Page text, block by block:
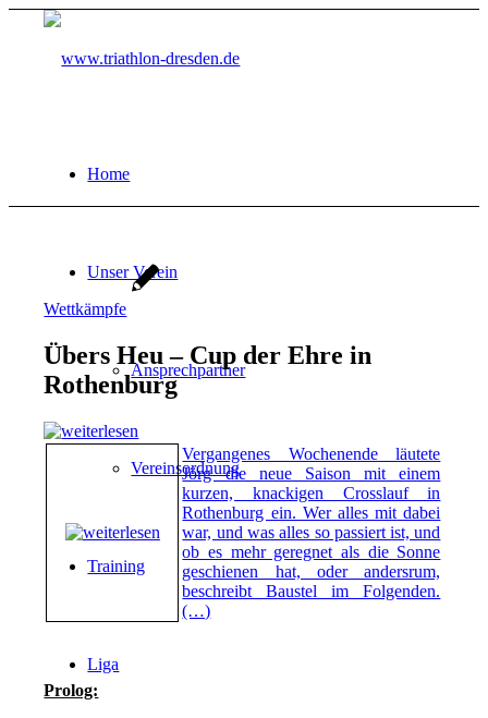
Home
Unser Verein
Ansprechpartner
Vereinsordnung
Training
Liga
Wettkämpfe
Übers Heu – Cup der Ehre in
Rothenburg
Vergangenes Wochenende läutete
Jörg die neue Saison mit einem
kurzen, knackigen Crosslauf in
Rothenburg ein. Wer alles mit dabei
war, und was alles so passiert ist, und
ob es mehr geregnet als die Sonne
geschienen hat, oder andersrum,
beschreibt Baustel im Folgenden.
(…)
Prolog: